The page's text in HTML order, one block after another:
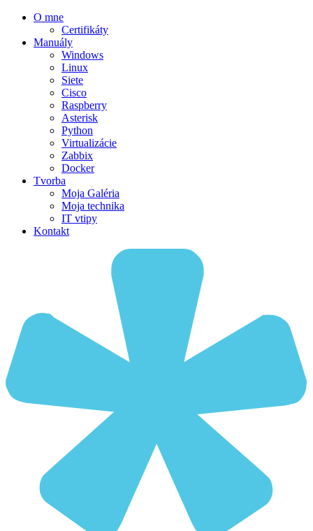
O mne
Certifikáty
Manuály
Windows
Linux
Siete
Cisco
Raspberry
Asterisk
Python
Virtualizácie
Zabbix
Docker
Tvorba
Moja Galéria
Moja technika
IT vtipy
Kontakt